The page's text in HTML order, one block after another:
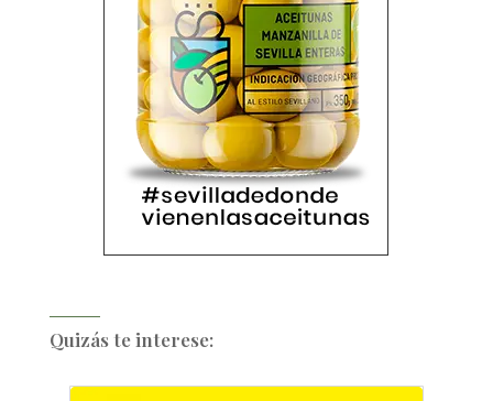
Quizás te interese: